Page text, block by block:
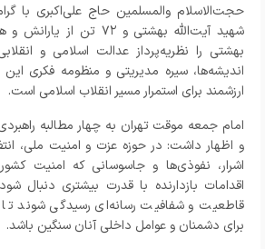
حجت‌الاسلام والمسلمین حاج علی‌اکبری با
شهید آیت‌الله بهشتی و ۷۲
بهشتی را نظریه‌پرداز عدالت اسلامی و
اندیشه‌ها، سیره مدیریتی و منظومه فکری این
ارزشمند برای استمرار مسیر انقلاب اسلامی است.
امام جمعه موقت تهران به چهار مطالبه
و اظهار داشت: در حوزه عزت و امنیت ملی،
اشرار، نفوذی‌ها و جاسوسانی که امنیت
اقدامات بازدارنده با قدرت بیشتری دنبال
قاطعیت و شفافیت رسانه‌ای رسیدگی شوند تا
برای دشمنان و عوامل داخلی آنان سنگین باشد.